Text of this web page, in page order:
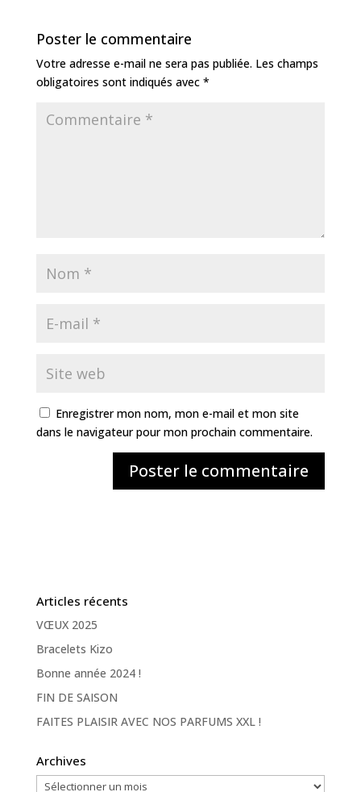
b
o
o
k
n
g
e
r
g
e st n r
Poster le commentaire
Votre adresse e-mail ne sera pas publiée. Les champs
obligatoires sont indiqués avec *
Enregistrer mon nom, mon e-mail et mon site
dans le navigateur pour mon prochain commentaire.
Articles récents
VŒUX 2025
Bracelets Kizo
Bonne année 2024 !
FIN DE SAISON
FAITES PLAISIR AVEC NOS PARFUMS XXL !
Archives
Archives